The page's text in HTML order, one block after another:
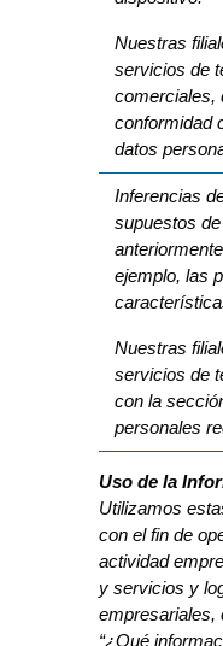
Nuestras
servicios de
comerciales,
conformidad
datos
Inferencias
supuestos
ejemplo, las
Nuestras
servicios de
con la
personales
Uso de la
Utilizamos
con el fin de
actividad
y servicios y
empresariales,
“¿Qué